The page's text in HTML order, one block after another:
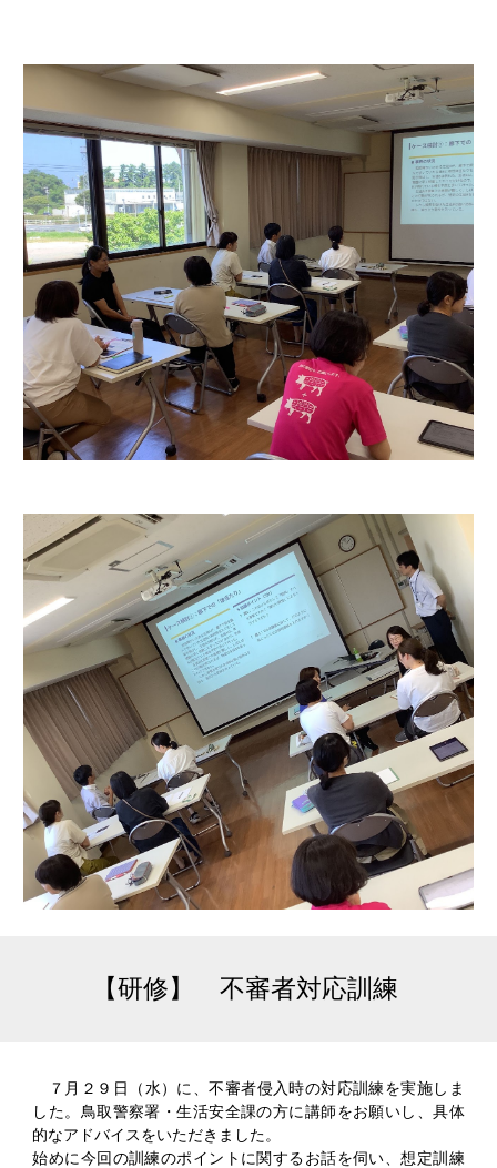
【研修】 不審者対応訓練
７月２９日（水）に、不審者侵入時の対応訓練を実施しま
した。鳥取警察署・生活安全課の方に講師をお願いし、具体
的なアドバイスをいただきました。
始めに今回の訓練のポイントに関するお話を伺い、想定訓練